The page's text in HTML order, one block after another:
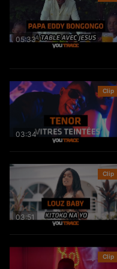
05:33
03:34
Clip
03:51
Clip
Clip